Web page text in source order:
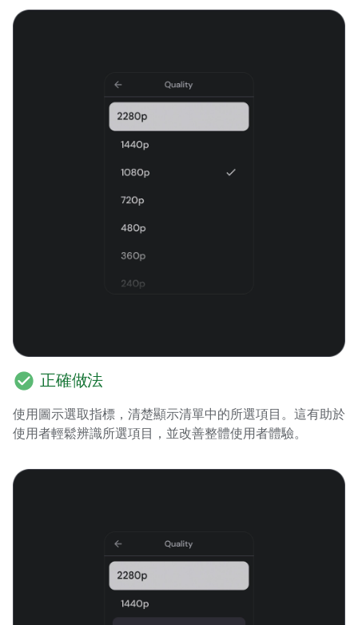
check_circle 正確做法
使用圖示選取指標，清楚顯示清單中的所選項目。這有助於
使用者輕鬆辨識所選項目，並改善整體使用者體驗。